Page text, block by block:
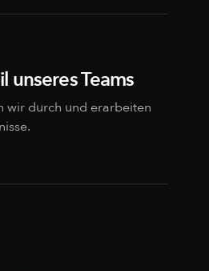
unseres Teams
wir durch und erarbeiten